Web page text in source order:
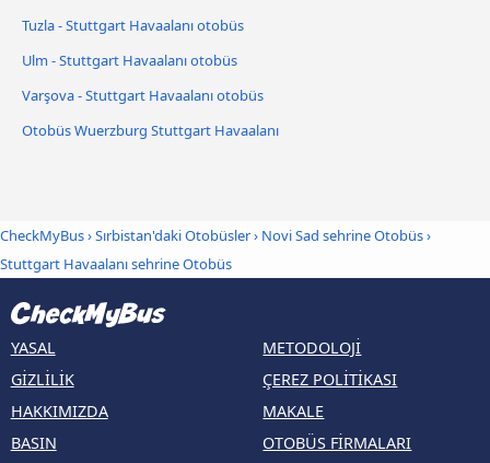
Tuzla - Stuttgart Havaalanı otobüs
Ulm - Stuttgart Havaalanı otobüs
Varşova - Stuttgart Havaalanı otobüs
Otobüs Wuerzburg Stuttgart Havaalanı
CheckMyBus›Sırbistan'daki Otobüsler› Novi Sad sehrine Otobüs›
Stuttgart Havaalanı sehrine Otobüs
YASAL
GIZLILIK
HAKKIMIZDA
BASIN
METODOLOJI
ÇEREZ POLITIKASI
MAKALE
OTOBÜS FIRMALARI